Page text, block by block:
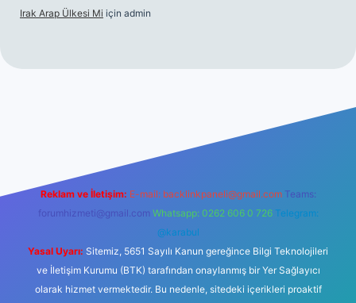
Irak Arap Ülkesi Mi için admin
Reklam ve İletişim: E-mail: backlinkpaneli@gmail.com Teams:
forumhizmeti@gmail.com Whatsapp: 0262 606 0 726 Telegram:
@karabul
Yasal Uyarı: Sitemiz, 5651 Sayılı Kanun gereğince Bilgi Teknolojileri
ve İletişim Kurumu (BTK) tarafından onaylanmış bir Yer Sağlayıcı
olarak hizmet vermektedir. Bu nedenle, sitedeki içerikleri proaktif